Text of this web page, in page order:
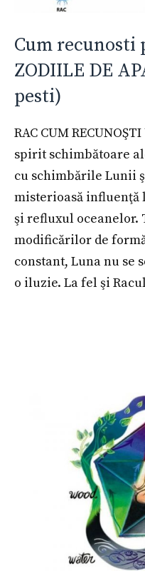
Cum recunosti
ZODIILE DE
pesti)
RAC CUM
spirit schimbătoare
cu schimbările Lunii
misterioasă influenţă
şi refluxul oceanelor.
modificărilor de
constant, Luna nu se
o iluzie. La fel şi